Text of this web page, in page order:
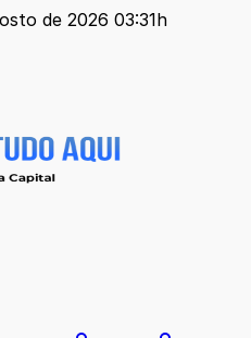
de 2026 03:31h